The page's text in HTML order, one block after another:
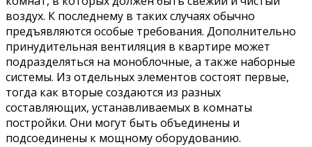
воздух. К последнему в таких случаях обычно
предъявляются особые требования. Дополнительно
принудительная вентиляция в квартире может
подразделяться на моноблочные, а также наборные
системы. Из отдельных элементов состоят первые,
тогда как вторые создаются из разных
составляющих, устанавливаемых в комнаты
постройки. Они могут быть объединены и
подсоединены к мощному оборудованию.